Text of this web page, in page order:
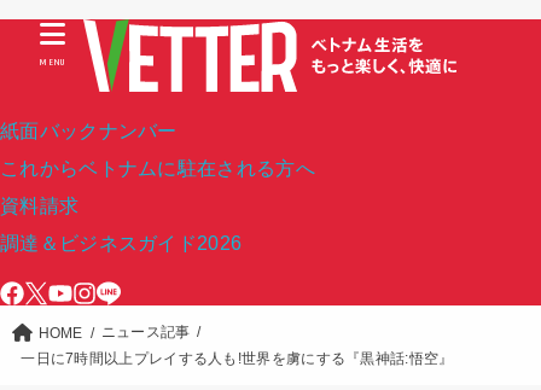
紙面バックナンバー
これからベトナムに駐在される方へ
資料請求
調達＆ビジネスガイド2026
MENU
HOME
ニュース記事
一日に7時間以上プレイする人も!世界を虜にする『黒神話:悟空』